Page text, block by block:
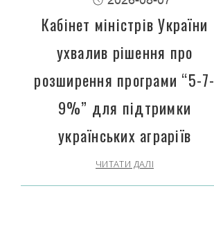
Кабінет міністрів України
ухвалив рішення про
розширення програми “5-7-
9%” для підтримки
українських аграріїв
ЧИТАТИ ДАЛІ